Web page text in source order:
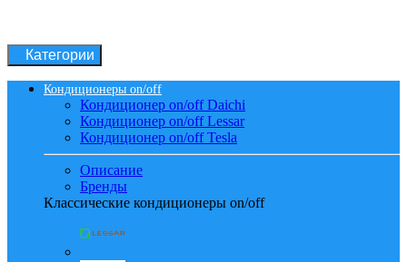
Категории
Кондиционеры on/off
Кондиционер on/off Daichi
Кондиционер on/off Lessar
Кондиционер on/off Tesla
Описание
Бренды
Классические кондиционеры on/off